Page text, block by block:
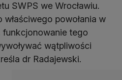
SWPS we Wrocławiu.
powołania w
funkcjonowanie tego
wątpliwości
dr Radajewski.